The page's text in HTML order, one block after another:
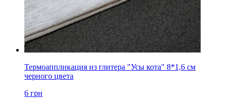
Термоаппликация из глитера "Усы кота" 8*1,6 см
черного цвета
6 грн